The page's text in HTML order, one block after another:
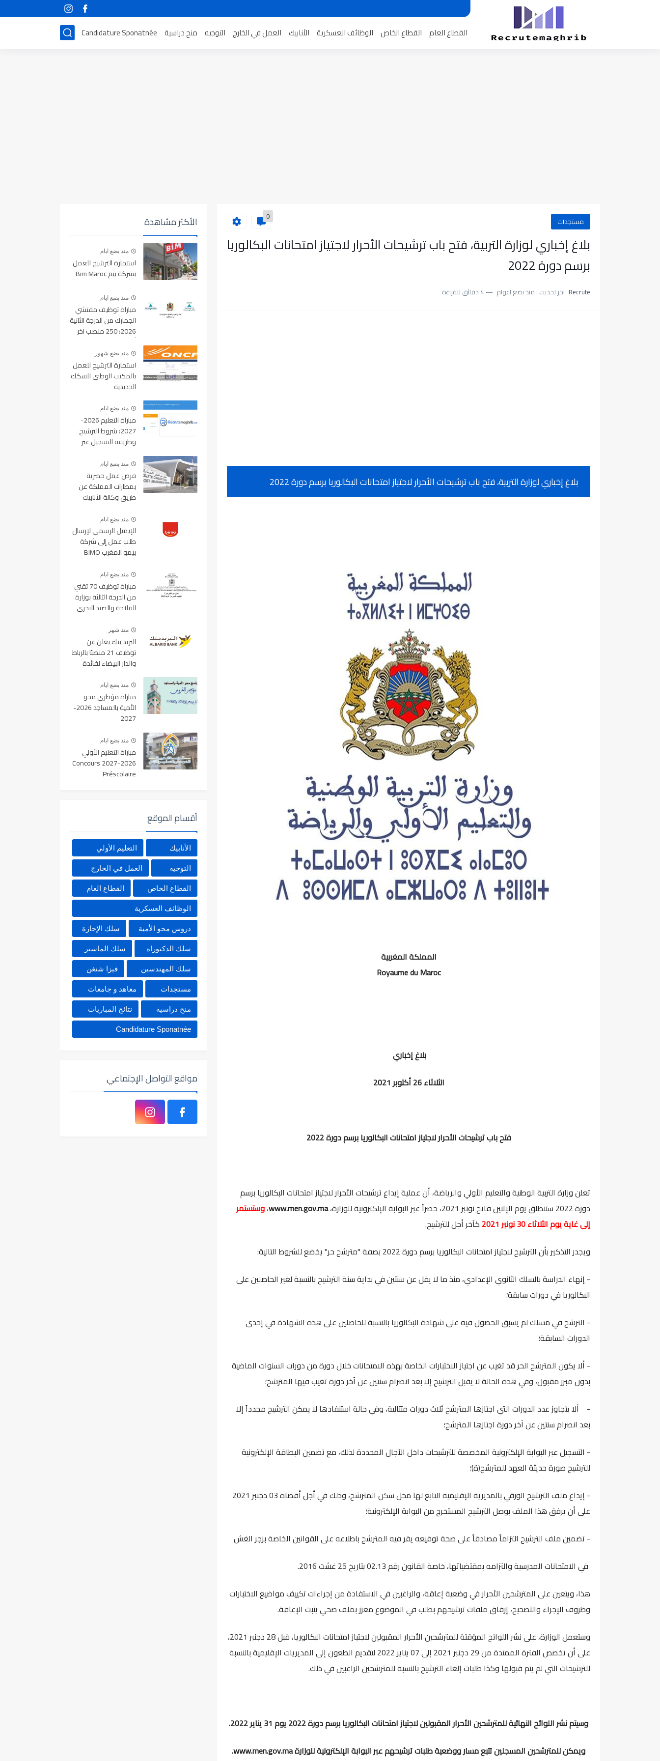
القطاع العام القطاع الخاص الوظائف العسكرية الأنابيك العمل في الخارج التوجيه منح دراسية Candidature Sponatnée
مستجدات 0
بلاغ إخباري لوزارة التربية، فتح باب ترشيحات الأحرار لاجتياز امتحانات البكالوريا
برسم دورة 2022
Recrute اخر تحديث : منذ بضع اعوام 4 دقائق للقراءة
بلاغ إخباري لوزارة التربية، فتح باب ترشيحات الأحرار لاجتياز امتحانات البكالوريا برسم دورة 2022
المملكة المغربية
Royaume du Maroc
بلاغ إخباري
الثلاثاء 26 أكتوبر 2021
فتح باب ترشيحات الأحرار لاجتياز امتحانات البكالوريا برسم دورة 2022
تعلن وزارة التربية الوطنية والتعليم الأولي والرياضة، أن عملية إيداع ترشيحات الأحرار لاجتياز امتحانات البكالوريا برسم
دورة 2022 ستنطلق يوم الإثنين فاتح نونبر 2021، حصراً عبر البوابة الإلكترونية للوزارة،
www.men.gov.ma،وستستمر
إلى غاية يوم الثلاثاء 30 نونبر 2021
كآخر أجل للترشيح.
ويجدر التذكير بأن الترشيح لاجتياز امتحانات البكالوريا برسم دورة 2022 بصفة "مترشح حر" يخضع للشروط التالية:
- إنهاء الدراسة بالسلك الثانوي الإعدادي، منذ ما لا يقل عن سنتين في بداية سنة الترشيح بالنسبة لغير الحاصلين على
البكالوريا في دورات سابقة؛
- الترشح في مسلك لم يسبق الحصول فيه على شهادة البكالوريا بالنسبة للحاصلين على هذه الشهادة في إحدى
الدورات السابقة؛
- ألا يكون المترشح الحر قد تغيب عن اجتياز الاختبارات الخاصة بهذه الامتحانات خلال دورة من دورات السنوات الماضية
بدون مبرر مقبول، وفي هذه الحالة لا يقبل الترشيح إلا بعد انصرام سنتين عن آخر دورة تغيب فيها المترشح؛
- ألا يتجاوز عدد الدورات التي اجتازها المترشح ثلاث دورات متتالية، وفي حالة استنفادها لا يمكن الترشيح مجدداً إلا
بعد انصرام سنتين عن آخر دورة اجتازها المترشح؛
- التسجيل عبر البوابة الإلكترونية المخصصة للترشيحات داخل الآجال المحددة لذلك، مع تضمين البطاقة الإلكترونية
للترشيح صورة حديثة العهد للمترشح(ة)؛
- إيداع ملف الترشيح الورقي بالمديرية الإقليمية التابع لها محل سكن المترشح، وذلك في أجل أقصاه 03 دجنبر 2021
على أن يرفق هذا الملف بوصل الترشيح المستخرج من البوابة الإلكترونية؛
- تضمين ملف الترشيح التزاماً مصادقاً على صحة توقيعه يقر فيه المترشح باطلاعه على القوانين الخاصة بزجر الغش
في الامتحانات المدرسية والتزامه بمقتضياتها، خاصة القانون رقم 02.13 بتاريخ 25 غشت 2016.
هذا، ويتعين على المترشحين الأحرار في وضعية إعاقة، والراغبين في الاستفادة من إجراءات تكييف مواضيع الاختبارات
وظروف الإجراء والتصحيح، إرفاق ملفات ترشيحهم بطلب في الموضوع معزز بملف صحي يثبت الإعاقة.
وستعمل الوزارة، على نشر اللوائح المؤقتة للمترشحين الأحرار المقبولين لاجتياز امتحانات البكالوريا، قبل 28 دجنبر 2021،
على أن تخصص الفترة الممتدة من 29 دجنبر 2021 إلى 07 يناير 2022 لتقديم الطعون إلى المديريات الإقليمية بالنسبة
للترشيحات التي لم يتم قبولها وكذا طلبات إلغاء الترشيح بالنسبة للمترشحين الراغبين في ذلك.
وسيتم نشر اللوائح النهائية للمترشحين الأحرار المقبولين لاجتياز امتحانات البكالوريا برسم دورة 2022 يوم 31 يناير 2022.
ويمكن للمترشحين المسجلين تتبع مسار ووضعية طلبات ترشيحهم عبر البوابة الإلكترونية للوزارةwww.men.gov.ma.
الأكثر مشاهدة
منذ بضع ايام
استمارة الترشيح للعمل
بشركة بيم Bim Maroc
منذ بضع ايام
مباراة توظيف مفتشي
الجمارك من الدرجة الثانية
2026: 250 منصب آخر
2026منذ بضع شهور
استمارة الترشيح للعمل
بالمكتب الوطني للسكك
الحديدية
منذ بضع ايام
مباراة التعليم 2026-
2027: شروط الترشيح
وطريقة التسجيل عبر
منذ بضع ايام
فرص عمل حصرية
بمطارات المملكة عن
طريق وكالة الأنابيك
منذ بضع ايام
الإيميل الرسمي لإرسال
طلب عمل إلى شركة
بيمو المغرب BIMO
منذ بضع ايام
مباراة توظيف 70 تقني
من الدرجة الثالثة بوزارة
الفلاحة والصيد البحري
غشت 2026
منذ شهر
البريد بنك يعلن عن
توظيف 21 منصبًا بالرباط
والدار البيضاء لفائدة
والتقنيين
منذ بضع ايام
مباراة مؤطري محو
الأمية بالمساجد 2026-
2027
منذ بضع ايام
مباراة التعليم الأولي
2026-2027 Concours
Préscolaire
أقسام الموقع
الأنابيك التعليم الأولي
التوجيه العمل في الخارج
القطاع الخاص القطاع العام
الوظائف العسكرية
دروس محو الأمية سلك الإجازة
سلك الدكتوراه سلك الماستر
سلك المهندسين فيزا شنغن
مستجدات معاهد و جامعات
منح دراسية نتائج المباريات
Candidature Sponatnée
مواقع التواصل الإجتماعي